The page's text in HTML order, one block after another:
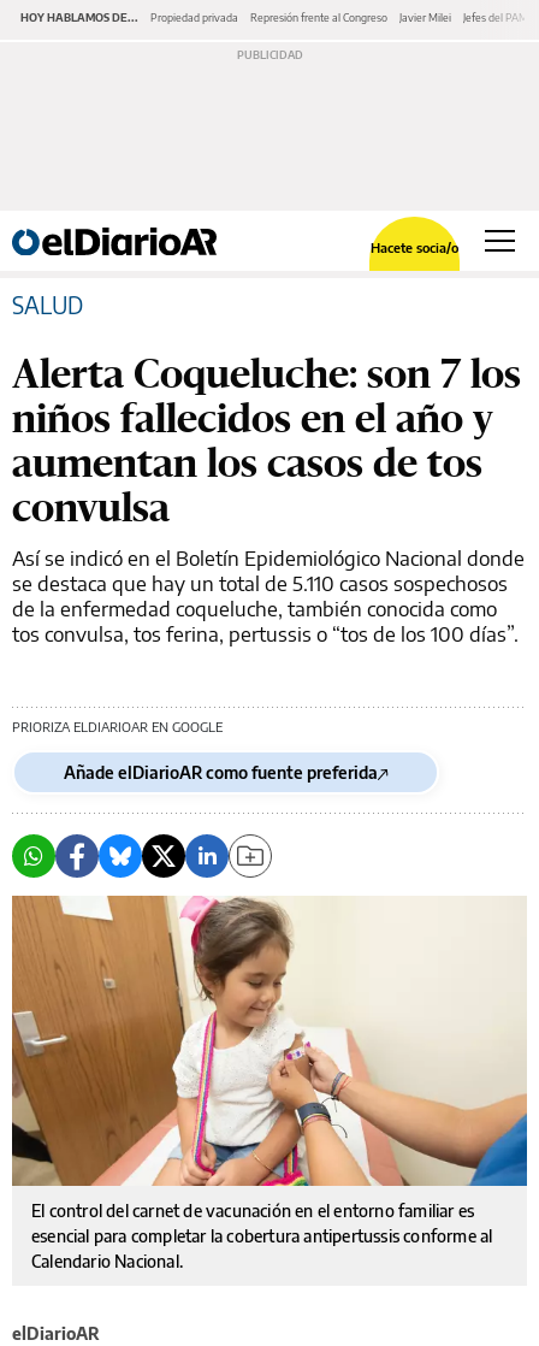
HOY HABLAMOS DE... Propiedad privada Represión frente al Congreso Javier Milei Jefes del PAMI
Hacete socia/o
SALUD
Alerta Coqueluche: son 7 los
niños fallecidos en el año y
aumentan los casos de tos
convulsa
Así se indicó en el Boletín Epidemiológico Nacional donde
se destaca que hay un total de 5.110 casos sospechosos
de la enfermedad coqueluche, también conocida como
tos convulsa, tos ferina, pertussis o “tos de los 100 días”.
PRIORIZA ELDIARIOAR EN GOOGLE
Añade elDiarioAR como fuente preferida
El control del carnet de vacunación en el entorno familiar es
esencial para completar la cobertura antipertussis conforme al
Calendario Nacional.
elDiarioAR